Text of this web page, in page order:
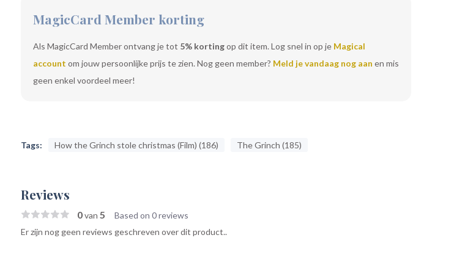
MagicCard Member korting
Als MagicCard Member ontvang je tot 5% kortingop dit item. Log snel in op je Magical
account om jouw persoonlijke prijs te zien. Nog geen member? Meld je vandaag nog aan en mis
geen enkel voordeel meer!
Tags: How the Grinch stole christmas (Film) (186) The Grinch (185)
Reviews
0van 5 Based on 0 reviews
Er zijn nog geen reviews geschreven over dit product..